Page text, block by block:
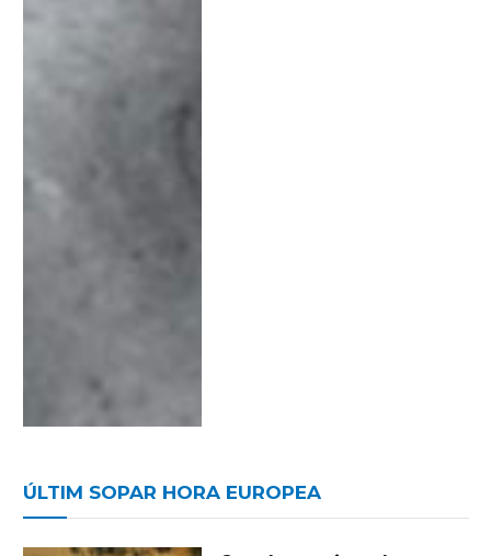
ÚLTIM SOPAR HORA EUROPEA